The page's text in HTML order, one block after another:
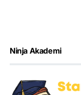
Ninja Akademi